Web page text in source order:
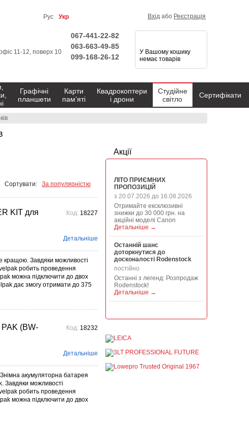
Сортувати: За популярністю
KIT для
Код: 18227
Детальніше
кращою. Завдяки можливості
робить проведення
можна підключити до двох
дає змогу отримати до 375
(BW-
Код: 18232
Детальніше
акумуляторна батарея
Завдяки можливості
робить проведення
можна підключити до двох
Акції
ЛІТО ПРИЄМНИХ
ПРОПОЗИЦІЙ
з 20.07.2026 до 16.08.2026
Отримайте ексклюзивні
знижки до 30 000 грн. на
акційні моделі Canon
Детальніше →
Останній шанс
доторкнутися до
досконалості Rodenstock
постійно
Останні з легенд: Розпродаж
Rodenstock!
Детальніше →
Manfrotto, National
продукції Manfrotto, National
гарантовану знижку від 50 до
Рус Укр Вхідабо Реєстрація
11-12, поверх 10
067-441-22-82
063-663-49-85
099-168-26-12
У Вашому кошику
немає товарів
Графічні
планшети
Карти
пам’яті
Квадрокоптери
і дрони
Студійне
світло
Сертифікати